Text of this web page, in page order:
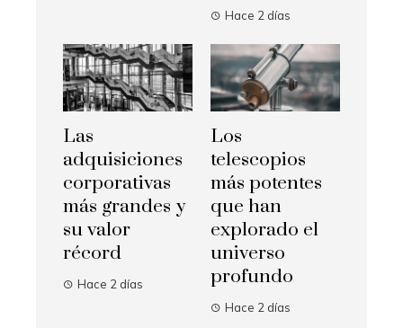
Hace 2 días
Las
adquisiciones
corporativas
más grandes y
su valor
récord
Hace 2 días
Los
telescopios
más potentes
que han
explorado el
universo
profundo
Hace 2 días